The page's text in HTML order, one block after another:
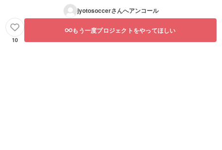
jyotosoccerさんへアンコール
10
もう一度プロジェクトをやってほしい